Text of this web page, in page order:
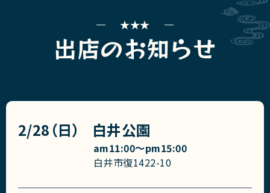
出店のお知らせ
2/28（日） 白井公園
am11:00〜pm15:00
白井市復1422-10